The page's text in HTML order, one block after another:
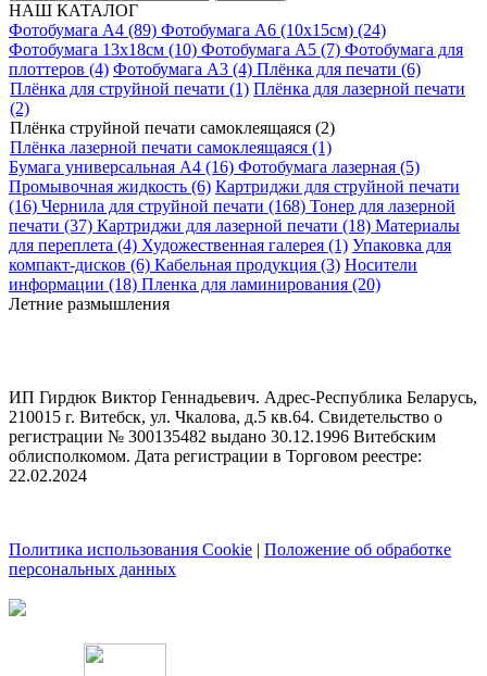
НАШ КАТАЛОГ
Фотобумага A4 (89) Фотобумага A6 (10х15см) (24)
Фотобумага 13х18см (10) Фотобумага A5 (7) Фотобумага для
плоттеров (4) Фотобумага A3 (4) Плёнка для печати (6)
Плёнка для струйной печати (1) Плёнка для лазерной печати
(2)
Плёнка струйной печати самоклеящаяся (2)
Плёнка лазерной печати самоклеящаяся (1)
Бумага универсальная A4 (16) Фотобумага лазерная (5)
Промывочная жидкость (6) Картриджи для струйной печати
(16) Чернила для струйной печати (168) Тонер для лазерной
печати (37) Картриджи для лазерной печати (18) Материалы
для переплета (4) Художественная галерея (1) Упаковка для
компакт-дисков (6) Кабельная продукция (3) Носители
информации (18) Пленка для ламинирования (20)
Летние размышления
ИП Гирдюк Виктор Геннадьевич. Адрес-Республика Беларусь,
210015 г. Витебск, ул. Чкалова, д.5 кв.64. Свидетельство о
регистрации № 300135482 выдано 30.12.1996 Витебским
облисполкомом. Дата регистрации в Торговом реестре:
22.02.2024
Политика использования Cookie | Положение об обработке
персональных данных